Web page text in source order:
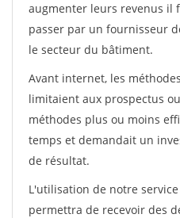
augmenter leurs revenus il
passer par un fournisseur
le secteur du bâtiment.
Avant internet, les
limitaient aux prospectus
méthodes plus ou moins
temps et demandait un
de résultat.
L'utilisation de notre
permettra de recevoir des